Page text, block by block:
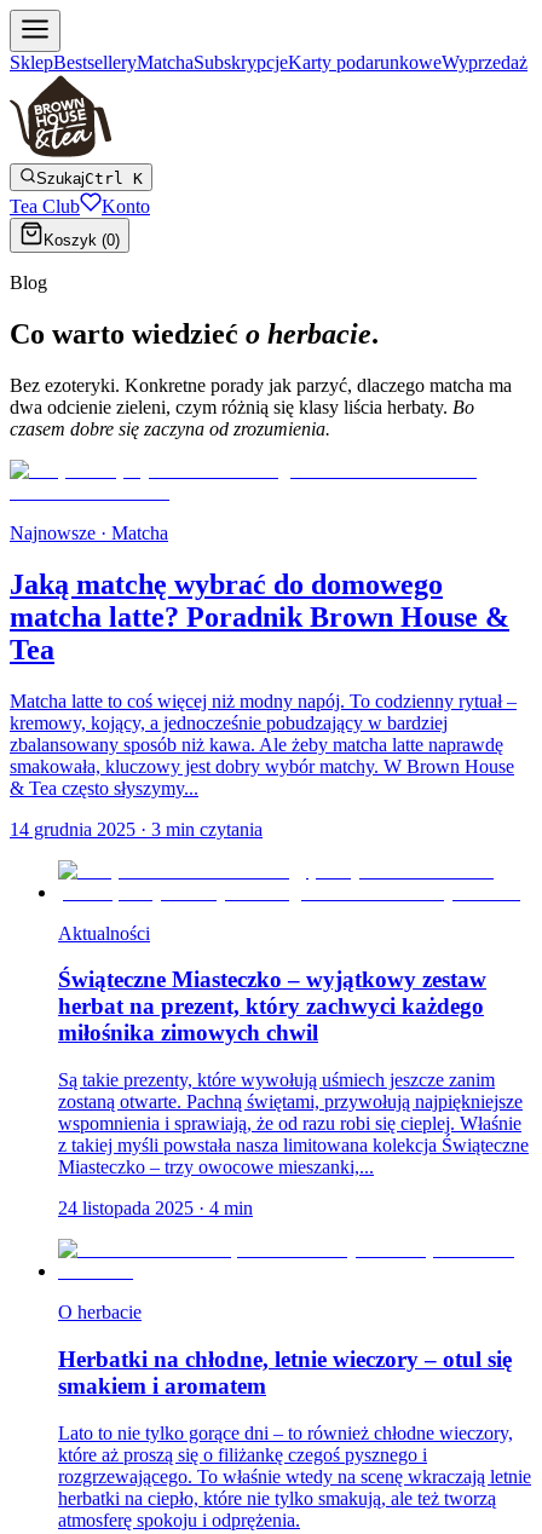
SklepBestselleryMatchaSubskrypcjeKarty podarunkoweWyprzedaż
SzukajCtrl K
Tea Club Konto
Koszyk (0)
Blog
Co warto wiedzieć o herbacie.
Bez ezoteryki. Konkretne porady jak parzyć, dlaczego matcha ma
dwa odcienie zieleni, czym różnią się klasy liścia herbaty. Bo
czasem dobre się zaczyna od zrozumienia.
Najnowsze · Matcha
Jaką matchę wybrać do domowego
matcha latte? Poradnik Brown House &
Tea
Matcha latte to coś więcej niż modny napój. To codzienny rytuał –
kremowy, kojący, a jednocześnie pobudzający w bardziej
zbalansowany sposób niż kawa. Ale żeby matcha latte naprawdę
smakowała, kluczowy jest dobry wybór matchy. W Brown House
& Tea często słyszymy...
14 grudnia 2025 · 3 min czytania
Aktualności
Świąteczne Miasteczko – wyjątkowy zestaw
herbat na prezent, który zachwyci każdego
miłośnika zimowych chwil
Są takie prezenty, które wywołują uśmiech jeszcze zanim
zostaną otwarte. Pachną świętami, przywołują najpiękniejsze
wspomnienia i sprawiają, że od razu robi się cieplej. Właśnie
z takiej myśli powstała nasza limitowana kolekcja Świąteczne
Miasteczko – trzy owocowe mieszanki,...
24 listopada 2025 · 4 min
O herbacie
Herbatki na chłodne, letnie wieczory – otul się
smakiem i aromatem
Lato to nie tylko gorące dni – to również chłodne wieczory,
które aż proszą się o filiżankę czegoś pysznego i
rozgrzewającego. To właśnie wtedy na scenę wkraczają letnie
herbatki na ciepło, które nie tylko smakują, ale też tworzą
atmosferę spokoju i odprężenia.